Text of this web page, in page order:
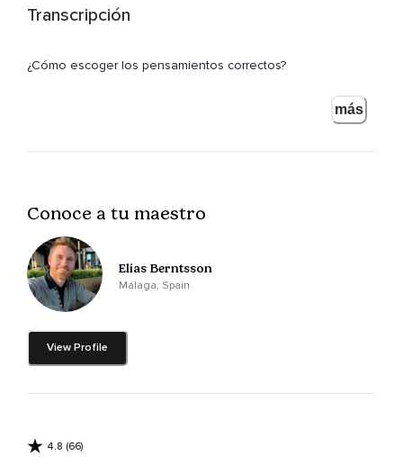
Transcripción
¿Cómo escoger los pensamientos correctos?
La lucha no es por algún terreno o por los recursos
naturales como gas,
Petróleo,
Oro o agua.
El premio a ganar en esta guerra tiene mucho más valor que
eso.
pleno potencial es descubrir el poder de sus pensamientos
y palabras.
más
Conoce a tu maestro
Elías Berntsson
Málaga, Spain
View Profile
4.8 (66)